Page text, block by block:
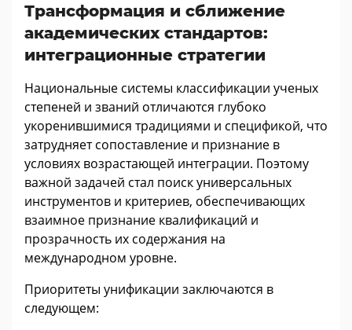
Трансформация и сближение
академических стандартов:
интеграционные стратегии
Национальные системы классификации ученых
степеней и званий отличаются глубоко
укоренившимися традициями и спецификой, что
затрудняет сопоставление и признание в
условиях возрастающей интеграции. Поэтому
важной задачей стал поиск универсальных
инструментов и критериев, обеспечивающих
взаимное признание квалификаций и
прозрачность их содержания на
международном уровне.
Приоритеты унификации заключаются в
следующем: